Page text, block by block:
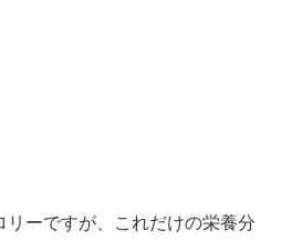
リーですが、これだけの栄養分